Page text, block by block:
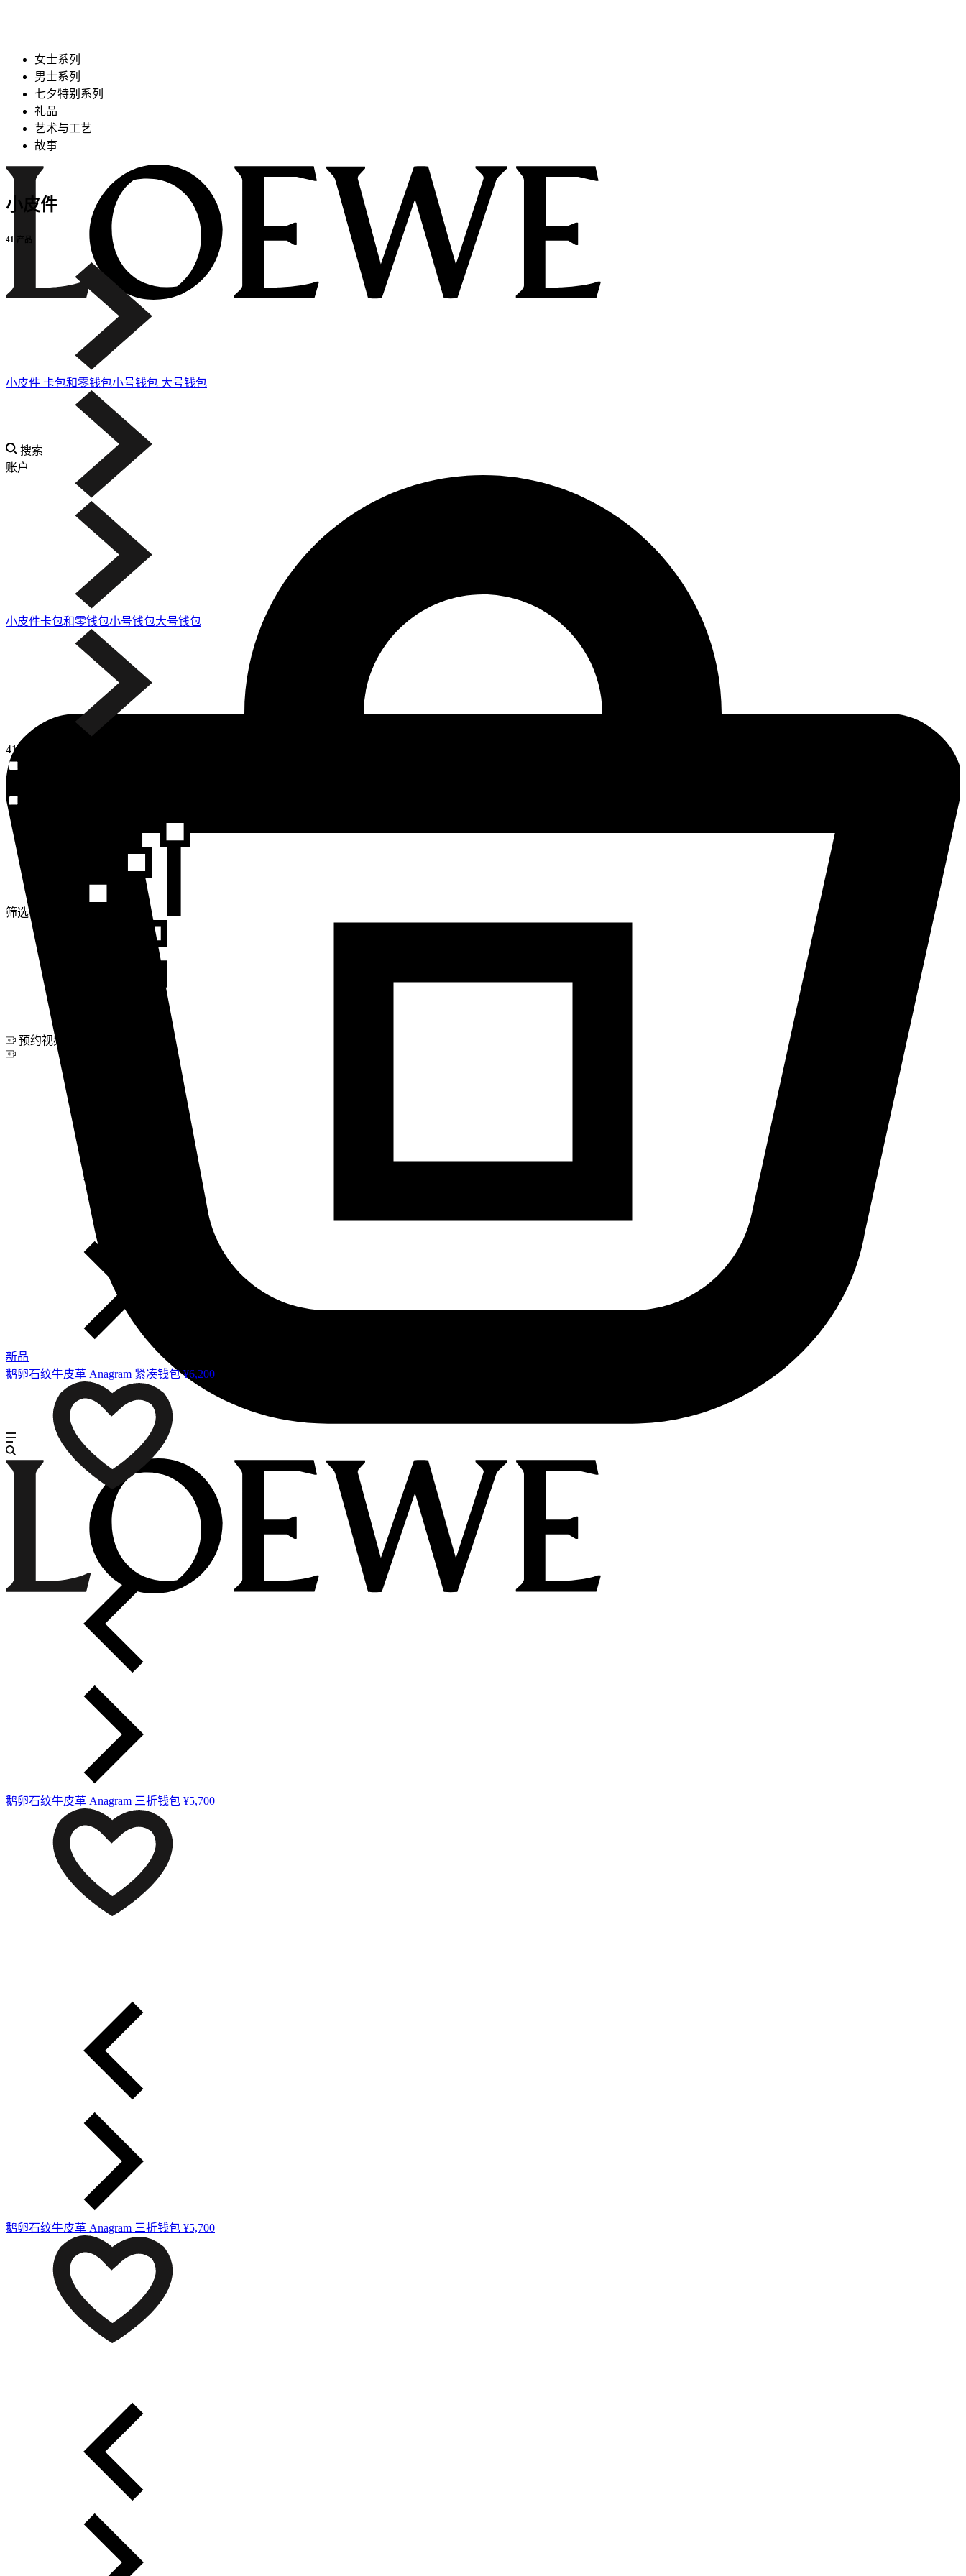
女士系列
男士系列
七夕特别系列
礼品
艺术与工艺
故事
搜索
账户
小皮件
41 产品
小皮件 卡包和零钱包​小号钱包 大号钱包
小皮件卡包和零钱包​小号钱包大号钱包
41个商品
颜色
筛选
预约视频咨询
新品
鹅卵石纹牛皮革 Anagram 紧凑钱包¥6,200
鹅卵石纹牛皮革 Anagram 三折钱包 ¥5,700
鹅卵石纹牛皮革 Anagram 三折钱包 ¥5,700